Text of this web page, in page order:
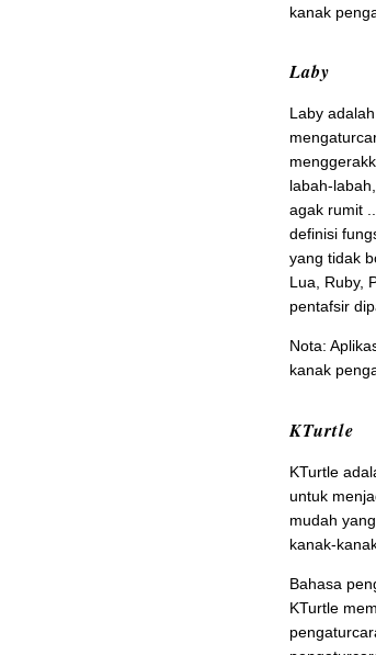
kanak
Laby
Laby
labah-
agak rumit
definisi
yang tidak
Lua, Ruby,
pentafsir
Nota:
kanak
KTurtle
KTurtle
untuk
mudah
kanak-
Bahasa
KTurtle